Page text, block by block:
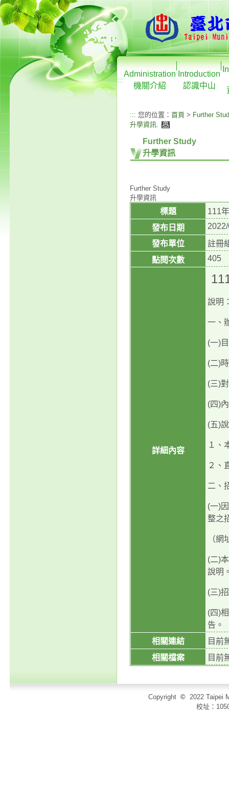
:::
Administration
機關介紹
Introduction
認識中山
::: 您的位置： 首頁 > Further
升學資訊.
Further Study
升學資訊
Further Study
升學資訊
標題
111
發布日期
發布單位
註冊
點閱次數
405
詳細內容
說明
一、
(一)
(二)
(三)
(四)
(五)
１、
２、
二、
(一)
整之
（
(二)
說明
(三)
(四)
告。
相關連結
目前
相關檔案
目前
Copyright © 2022 Taipei
校址：